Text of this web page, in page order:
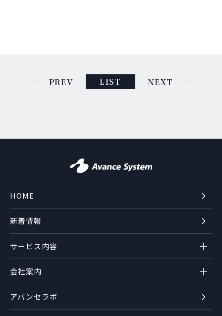
PREV LIST NEXT
HOME
サービス内容
会社案内
アバンセラボ
新着情報